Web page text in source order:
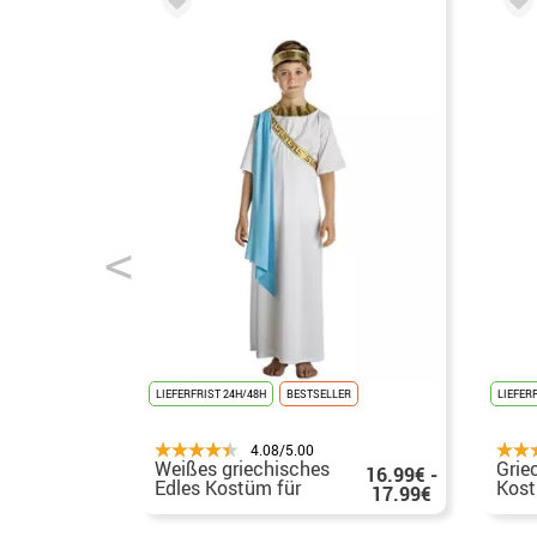
LIEFERFRIST 24H/48H BESTSELLER
4.08/5.00
Weißes griechisches
Edles Kostüm für 16.99€ -
17.99€